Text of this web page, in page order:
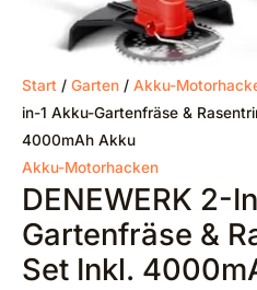
Start / Garten / Akku-
in-1 Akku-Gartenfräse &
4000mAh Akku
Akku-Motorhacken
DENEWERK 2-
Gartenfräse &
Set Inkl.